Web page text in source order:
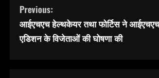
C
o
Previous:
आईएचएच हेल्थकेयर तथा फोर्टिस ने
एडिशन के विजेताओं की घोषणा की